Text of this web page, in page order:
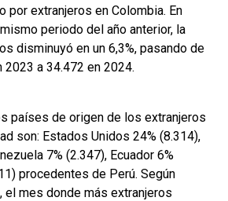
por extranjeros en Colombia. En
periodo del año anterior, la
disminuyó en un 6,3%, pasando de
a 34.472 en 2024.
países de origen de los extranjeros
son: Estados Unidos 24% (8.314),
7% (2.347), Ecuador 6%
procedentes de Perú. Según
el mes donde más extranjeros